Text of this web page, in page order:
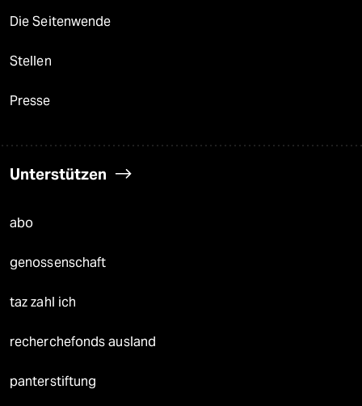
Die Seitenwende
Stellen
Presse
Unterstützen
abo
genossenschaft
taz zahl ich
recherchefonds ausland
panterstiftung